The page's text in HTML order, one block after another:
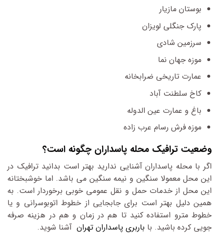
بوستان مازیار
پارک جنگلی لویزان
سرزمین شادی
موزه جهان نما
عمارت تاریخی ضرابخانه
کاخ سلطنت آباد
باغ و عمارت عین الدوله
موزه فرش رسام عرب زاده
وضعیت ترافیک محله پاسداران چگونه است؟
اگر با محله پاسداران آشنایی ندارید بهتر است بدانید ترافیک در
این محل معمولا سنگین و نیمه سنگین می باشد. اما خوشبختانه
این محل از خدمات حمل و نقل عمومی خوبی برخوردار است. به
همین دلیل بهتر است برای جابجایی از خطوط اتوبوسرانی و یا
خطوط مترو استفاده کنید تا هم در زمان و هم در هزینه صرفه
جویی کرده باشید. با باربری پاسداران تهران آشنا شوید.